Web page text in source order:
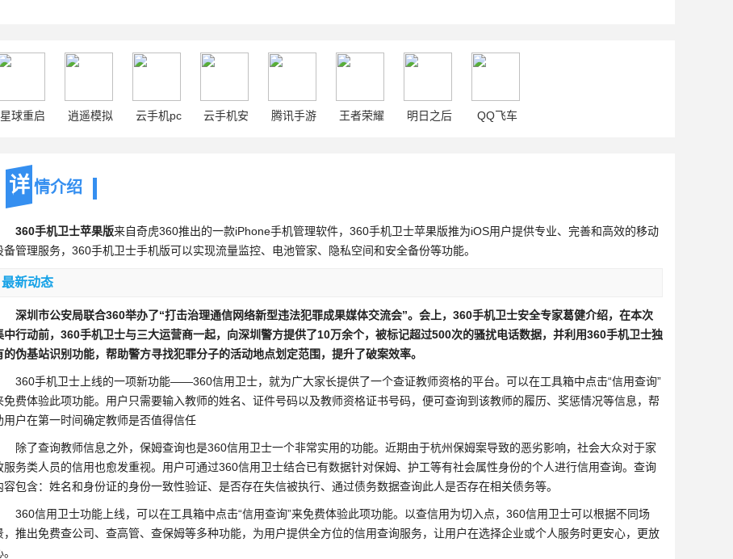
星球重启
逍遥模拟
云手机pc
云手机安
腾讯手游
王者荣耀 明日之后 QQ飞车
详 情介绍
360手机卫士苹果版来自奇虎360推出的一款iPhone手机管理软件，360手机卫士苹果版推为iOS用户提供专业、完善和高效的移动
备管理服务，360手机卫士手机版可以实现流量监控、电池管家、隐私空间和安全备份等功能。
最新动态
深圳市公安局联合360举办了“打击治理通信网络新型违法犯罪成果媒体交流会”。会上，360手机卫士安全专家葛健介绍，在本次
中行动前，360手机卫士与三大运营商一起，向深圳警方提供了10万余个，被标记超过500次的骚扰电话数据，并利用360手机卫士独
的伪基站识别功能，帮助警方寻找犯罪分子的活动地点划定范围，提升了破案效率。
360手机卫士上线的一项新功能——360信用卫士，就为广大家长提供了一个查证教师资格的平台。可以在工具箱中点击“信用查询”
免费体验此项功能。用户只需要输入教师的姓名、证件号码以及教师资格证书号码，便可查询到该教师的履历、奖惩情况等信息，帮
用户在第一时间确定教师是否值得信任
除了查询教师信息之外，保姆查询也是360信用卫士一个非常实用的功能。近期由于杭州保姆案导致的恶劣影响，社会大众对于家
服务类人员的信用也愈发重视。用户可通过360信用卫士结合已有数据针对保姆、护工等有社会属性身份的个人进行信用查询。查询
容包含：姓名和身份证的身份一致性验证、是否存在失信被执行、通过债务数据查询此人是否存在相关债务等。
360信用卫士功能上线，可以在工具箱中点击“信用查询”来免费体验此项功能。以查信用为切入点，360信用卫士可以根据不同场
，推出免费查公司、查高管、查保姆等多种功能，为用户提供全方位的信用查询服务，让用户在选择企业或个人服务时更安心，更放